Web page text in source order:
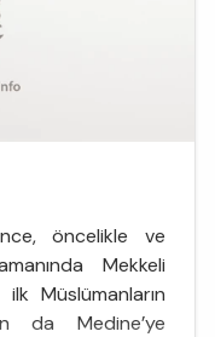
öncelikle ve
Mekkeli
Müslümanların
da Medine’ye